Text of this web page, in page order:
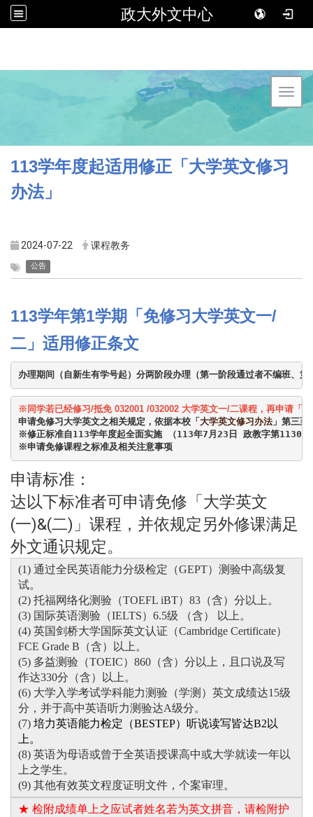
政大外文中心
113学年度起适用修正「大学英文修习
办法」
2024-07-22 课程教务
公告
113学年第1学期「免修习大学英文一/
二」适用修正条文
办理期间（自新生有学号起）分两阶段办理（第一阶段通过者不编班、
申请免修习大学英文之相关规定，依据本校「 大学英文修习办法」第三至
※申请免修课程之标准及相关注意事项
申请标准：
达以下标准者可申请免修「大学英文
(一)&(二)」课程，并依规定另外修课满足
外文通识规定。
(1) 通过全民英语能力分级检定（GEPT）测验中高级复
试。
(2) 托福网络化测验（TOEFL iBT）83（含）分以上。
(3) 国际英语测验（IELTS）6.5级 （含） 以上。
(4) 英国剑桥大学国际英文认证（Cambridge Certificate）
FCE Grade B（含）以上。
(5) 多益测验（TOEIC）860（含）分以上，且口说及写
作达330分（含）以上。
(6) 大学入学考试学科能力测验（学测）英文成绩达15级
分，并于高中英语听力测验达A级分。
(7) 培力英语能力检定（BESTEP）听说读写皆达B2以
上。
(8) 英语为母语或曾于全英语授课高中或大学就读一年以
上之学生。
(9) 其他有效英文程度证明文件，个案审理。
★ 检附成绩单上之应试者姓名若为英文拼音，请检附护